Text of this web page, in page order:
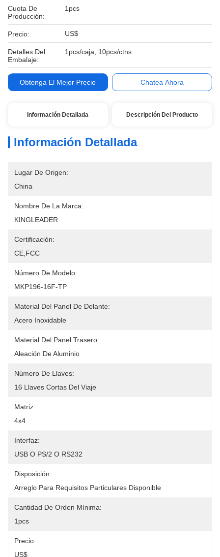
Cuota De
Producción:
1pcs
Precio: US$
Detalles Del
Embalaje:
1pcs/caja, 10pcs/ctns
Condiciones De
Pago:Obtenga El Mejor Precio Chatea Ahora
Información Detallada Descripción Del Producto
Información Detallada
Lugar De Origen:
China
Nombre De La Marca:
KINGLEADER
Certificación:
CE,FCC
Número De Modelo:
MKP196-16F-TP
Material Del Panel De Delante:
Acero Inoxidable
Material Del Panel Trasero:
Aleación De Aluminio
Número De Llaves:
16 Llaves Cortas Del Viaje
Matriz:
4x4
Interfaz:
USB O PS/2 O RS232
Disposición:
Arreglo Para Requisitos Particulares Disponible
Cantidad De Orden Mínima:
1pcs
Precio:
US$